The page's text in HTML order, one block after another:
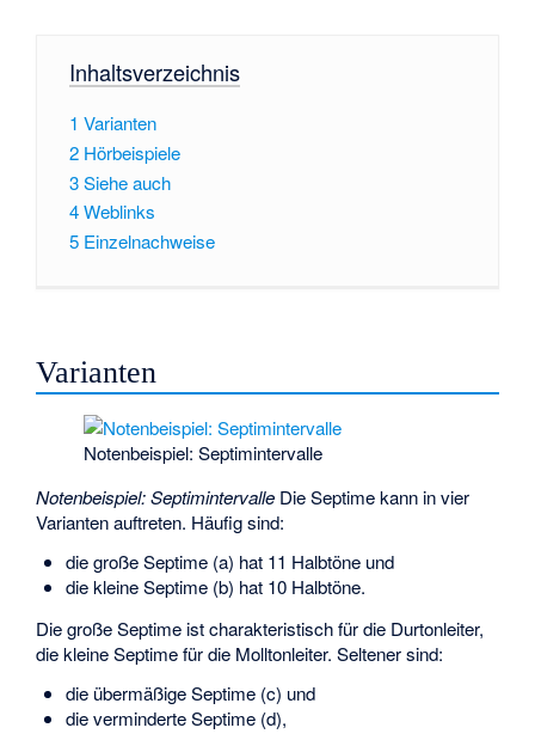
Inhaltsverzeichnis
1 Varianten
2 Hörbeispiele
3Siehe auch
4Weblinks
5 Einzelnachweise
Varianten
Notenbeispiel: Septimintervalle
Notenbeispiel: Septimintervalle Die Septime kann in vier
Varianten auftreten. Häufig sind:
die große Septime (a) hat 11 Halbtöne und
die kleine Septime (b) hat 10 Halbtöne.
Die große Septime ist charakteristisch für die Durtonleiter,
die kleine Septime für die Molltonleiter. Seltener sind:
die übermäßige Septime (c) und
die verminderte Septime (d),